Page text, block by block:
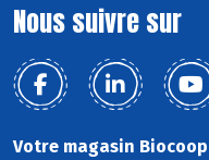
Nous suivre sur
Votre magasin